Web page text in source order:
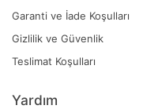
Garanti ve İade Koşulları
Gizlilik ve Güvenlik
Teslimat Koşulları
Yardım